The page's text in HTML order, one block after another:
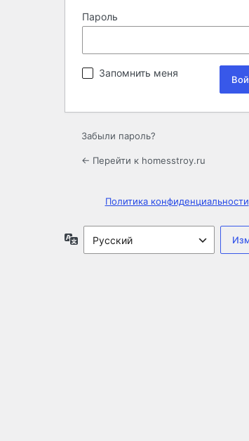
Пароль
Запомнить меня
Забыли пароль?
← Перейти к homesstroy.ru
Политика конфиденциальности
Язык